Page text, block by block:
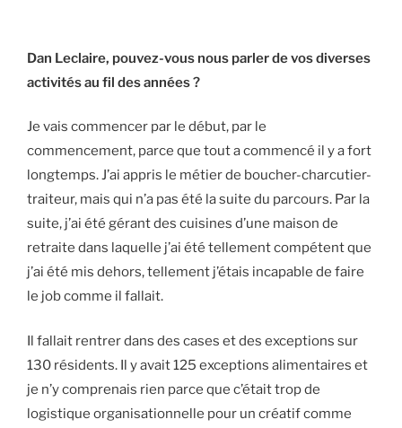
Dan Leclaire, pouvez-vous nous parler de vos diverses
activités au fil des années ?
Je vais commencer par le début, par le
commencement, parce que tout a commencé il y a fort
longtemps. J’ai appris le métier de boucher-charcutier-
traiteur, mais qui n’a pas été la suite du parcours. Par la
suite, j’ai été gérant des cuisines d’une maison de
retraite dans laquelle j’ai été tellement compétent que
j’ai été mis dehors, tellement j’étais incapable de faire
le job comme il fallait.
Il fallait rentrer dans des cases et des exceptions sur
130 résidents. Il y avait 125 exceptions alimentaires et
je n’y comprenais rien parce que c’était trop de
logistique organisationnelle pour un créatif comme